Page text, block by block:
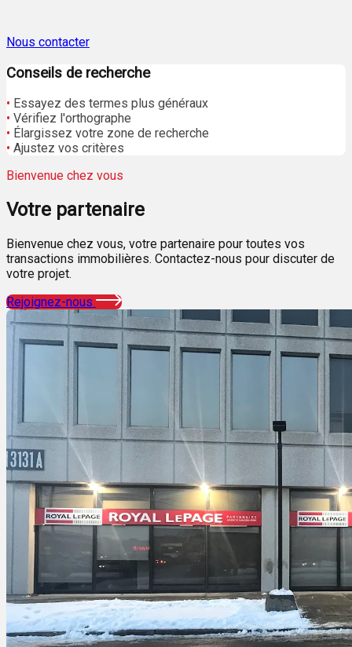
Nous contacter
Conseils de recherche
• Essayez des termes plus généraux
• Vérifiez l'orthographe
• Élargissez votre zone de recherche
• Ajustez vos critères
Bienvenue chez vous
Votre partenaire
Bienvenue chez vous, votre partenaire pour toutes vos
transactions immobilières. Contactez-nous pour discuter de
votre projet.
Rejoignez-nous